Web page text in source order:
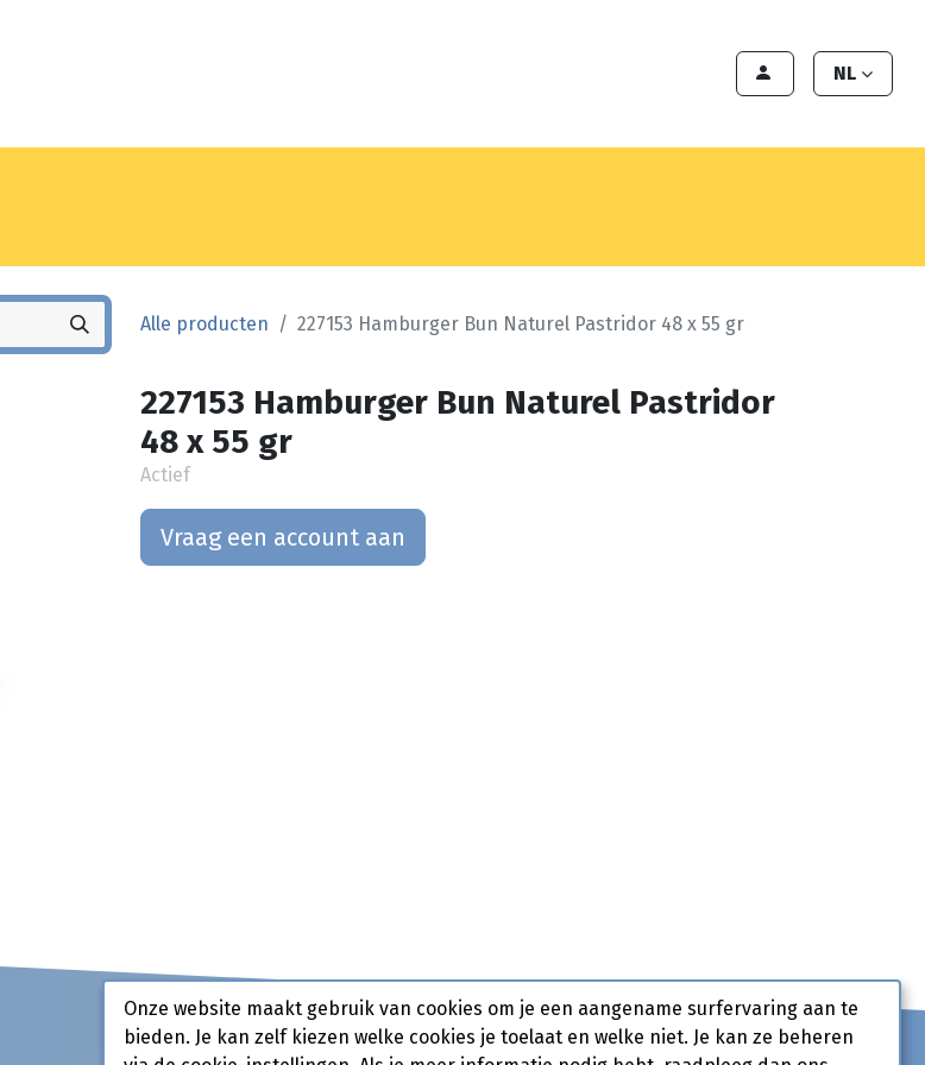
NL
Alle producten 227153 Hamburger Bun Naturel Pastridor 48 x 55 gr
227153 Hamburger Bun Naturel Pastridor
48 x 55 gr
Actief
Vraag een account aan
Onze website maakt gebruik van cookies om je een aangename surfervaring aan te
bieden. Je kan zelf kiezen welke cookies je toelaat en welke niet. Je kan ze beheren